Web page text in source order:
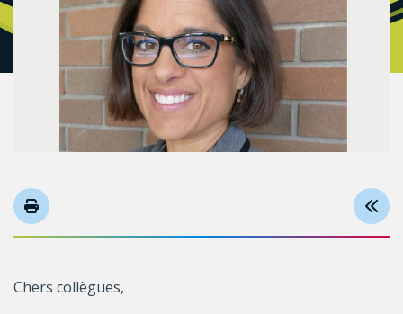
Chers collègues,